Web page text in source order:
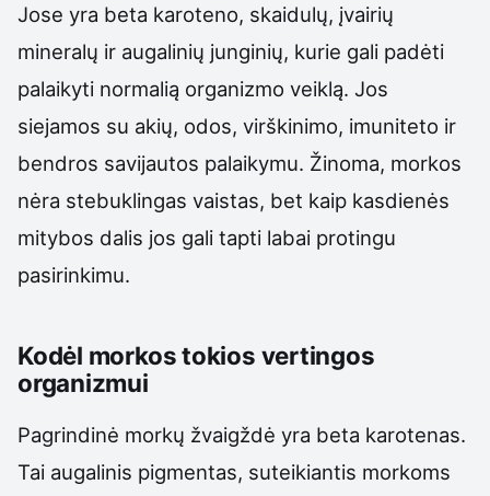
Jose yra beta karoteno, skaidulų, įvairių
mineralų ir augalinių junginių, kurie gali padėti
palaikyti normalią organizmo veiklą. Jos
siejamos su akių, odos, virškinimo, imuniteto ir
bendros savijautos palaikymu. Žinoma, morkos
nėra stebuklingas vaistas, bet kaip kasdienės
mitybos dalis jos gali tapti labai protingu
pasirinkimu.
Kodėl morkos tokios vertingos
organizmui
Pagrindinė morkų žvaigždė yra beta karotenas.
Tai augalinis pigmentas, suteikiantis morkoms